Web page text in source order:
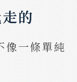
的
像一條單純